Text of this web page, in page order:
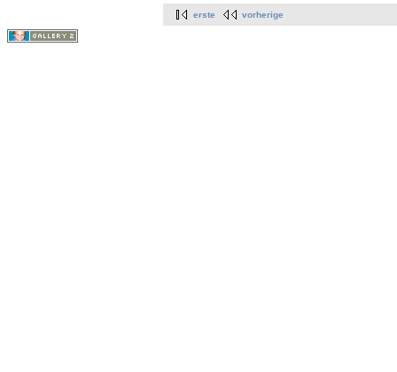
erste vorherige